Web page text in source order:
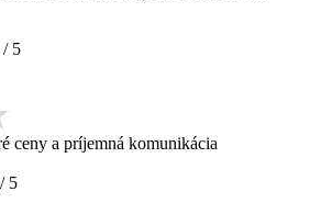
/ 5
ceny a príjemná komunikácia
/ 5